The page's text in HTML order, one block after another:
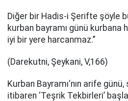
Diğer bir Hadis-i Şerifte şöyle
kurban bayramı günü kurbana
iyi bir yere harcanmaz.’’
(Darekutni, Şeykani, V,166)
Kurban Bayramı‘nın arife
itibaren ‘Teşrik Tekbirleri’